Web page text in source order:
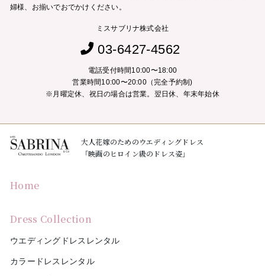
婦様、お揃いでおでかけください。
ミスサブリナ株式会社
03-6427-4562
電話受付時間10:00〜18:00
営業時間10:00〜20:00（完全予約制)
※月曜定休、祝日の場合は営業。翌日休、年末年始休
大人花嫁のためのウエディングドレス
「映画のヒロイン級のドレス姿」
Home
Dress Collection
ウエディングドレスレンタル
カラードレスレンタル